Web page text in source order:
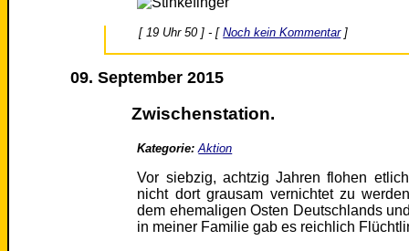
[ 19 Uhr 50 ] - [Noch kein Kommentar]
09. September 2015
Zwischenstation.
Kategorie: Aktion
Vor siebzig, achtzig Jahren flohen
nicht dort grausam vernichtet zu
dem ehemaligen Osten Deutschlands
in meiner Familie gab es reichlich